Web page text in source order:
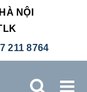
NỘI
211 8764